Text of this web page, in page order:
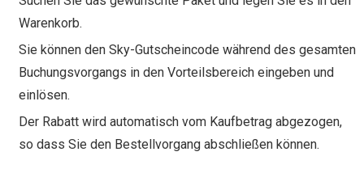
Warenkorb.
Sie können den Sky-Gutscheincode während des gesamten
Buchungsvorgangs in den Vorteilsbereich eingeben und
einlösen.
Der Rabatt wird automatisch vom Kaufbetrag abgezogen,
so dass Sie den Bestellvorgang abschließen können.